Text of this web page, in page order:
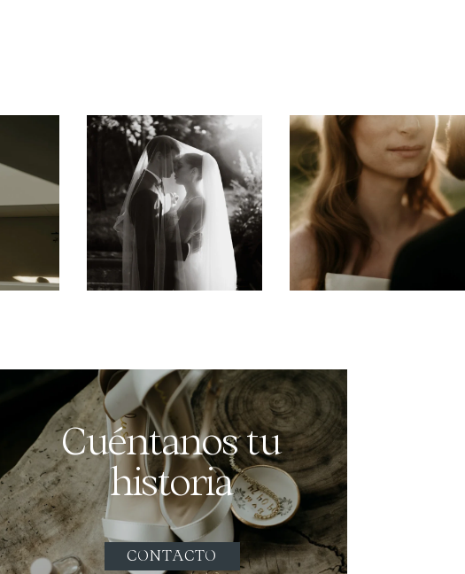
Cuéntanos tu
historia
CONTACTO